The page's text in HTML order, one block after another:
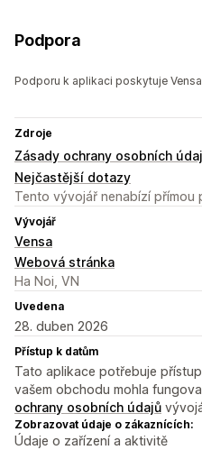
Podpora
Podporu k aplikaci poskytuje
Zdroje
Zásady ochrany osobních
Nejčastější dotazy
Tento vývojář nenabízí přímou
Vývojář
Vensa
Webová stránka
Ha Noi, VN
Uvedena
28. duben 2026
Přístup k datům
Tato aplikace potřebuje
vašem obchodu mohla
ochrany osobních údajů
Zobrazovat údaje o zákaznících:
Údaje o zařízení a aktivitě